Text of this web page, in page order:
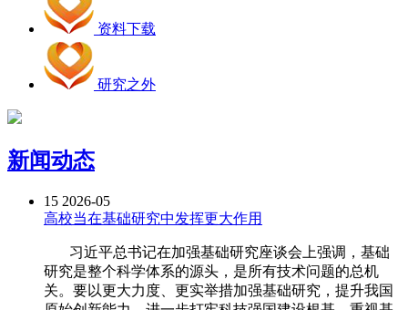
资料下载
研究之外
新闻动态
15 2026-05
高校当在基础研究中发挥更大作用
习近平总书记在加强基础研究座谈会上强调，基础
研究是整个科学体系的源头，是所有技术问题的总机
关。要以更大力度、更实举措加强基础研究，提升我国